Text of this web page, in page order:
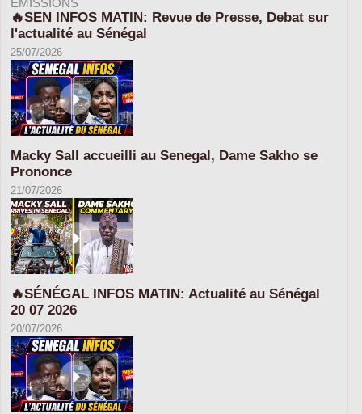
🔥SEN INFOS MATIN: Revue de Presse, Debat sur
l'actualité au Sénégal
25/07/2026
Macky Sall accueilli au Senegal, Dame Sakho se
Prononce
21/07/2026
🔥SÉNÉGAL INFOS MATIN: Actualité au Sénégal
20 07 2026
20/07/2026